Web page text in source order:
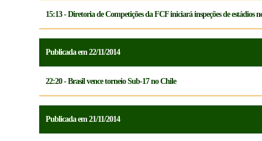
15:13 - Diretoria de Competições da FCF iniciará inspeções de estádios
Publicada em 22/11/2014
22:20 - Brasil vence torneio Sub-17 no Chile
Publicada em 21/11/2014